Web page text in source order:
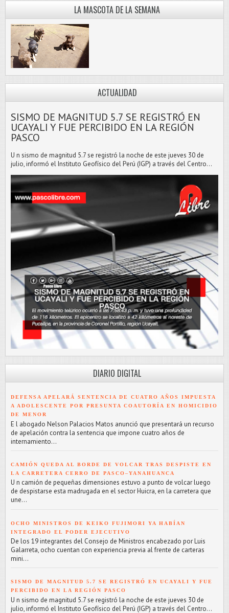
LA MASCOTA DE LA SEMANA
ACTUALIDAD
SISMO DE MAGNITUD 5.7 SE REGISTRÓ EN
UCAYALI Y FUE PERCIBIDO EN LA REGIÓN
PASCO
U n sismo de magnitud 5.7 se registró la noche de este jueves 30 de
julio, informó el Instituto Geofísico del Perú (IGP) a través del Centro...
DIARIO DIGITAL
DEFENSA APELARÁ SENTENCIA DE CUATRO AÑOS IMPUESTA
A ADOLESCENTE POR PRESUNTA COAUTORÍA EN HOMICIDIO
DE MENOR
E l abogado Nelson Palacios Matos anunció que presentará un recurso
de apelación contra la sentencia que impone cuatro años de
internamiento...
CAMIÓN QUEDA AL BORDE DE VOLCAR TRAS DESPISTE EN
LA CARRETERA CERRO DE PASCO–YANAHUANCA
U n camión de pequeñas dimensiones estuvo a punto de volcar luego
de despistarse esta madrugada en el sector Huicra, en la carretera que
une...
OCHO MINISTROS DE KEIKO FUJIMORI YA HABÍAN
INTEGRADO EL PODER EJECUTIVO
De los 19 integrantes del Consejo de Ministros encabezado por Luis
Galarreta, ocho cuentan con experiencia previa al frente de carteras
mini...
SISMO DE MAGNITUD 5.7 SE REGISTRÓ EN UCAYALI Y FUE
PERCIBIDO EN LA REGIÓN PASCO
U n sismo de magnitud 5.7 se registró la noche de este jueves 30 de
julio, informó el Instituto Geofísico del Perú (IGP) a través del Centro...